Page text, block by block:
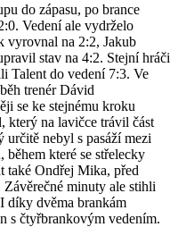
do zápasu, po brance
Vedení ale vydrželo
vyrovnal na 2:2, Jakub
stav na 4:2. Stejní hráči
Talent do vedení 7:3. Ve
trenér Dávid
se ke stejnému kroku
který na lavičce trávil část
určitě nebyl s pasáží mezi
během které se střelecky
také Ondřej Mika, před
minuty ale stihli
díky dvěma brankám
s čtyřbrankovým vedením.